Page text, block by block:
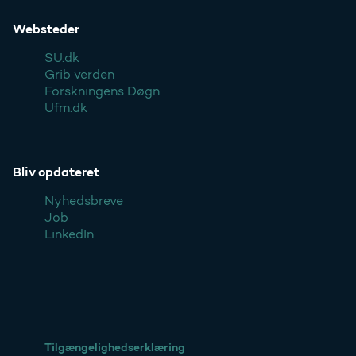
Websteder
SU.dk
Grib verden
Forskningens Døgn
Ufm.dk
Bliv opdateret
Nyhedsbreve
Job
LinkedIn
Tilgængelighedserklæring